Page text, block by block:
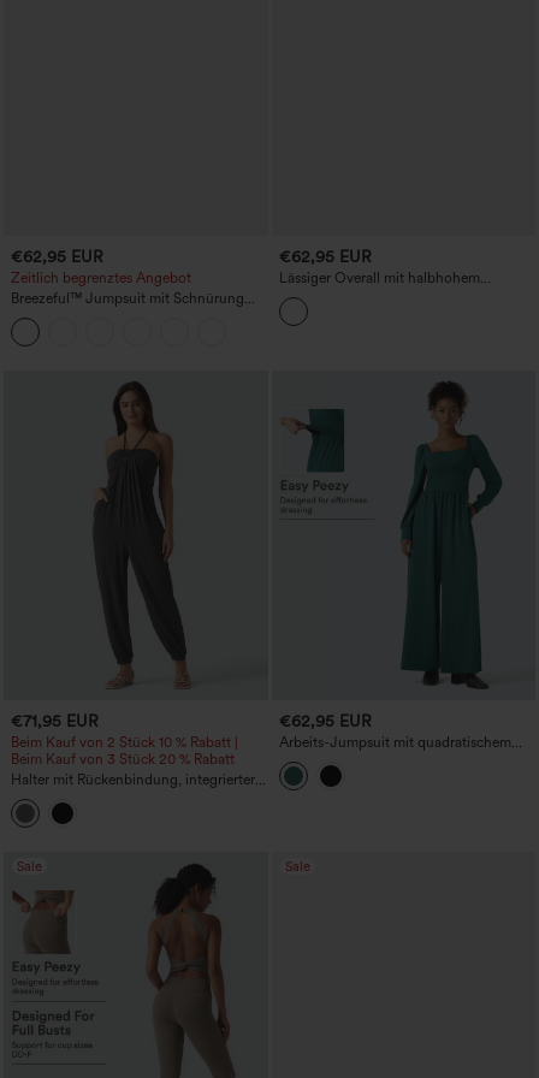
€62,95 EUR
Zeitlich begrenztes Angebot
Breezeful™ Jumpsuit mit Schnürung
und Tasche, schnelltrocknend und
lässig.
€62,95 EUR
Lässiger Overall mit halbhohem
Reißverschluss, langen Ärmeln, weitem
Bein und Taschen - Easy-Peezy-Edition
€71,95 EUR
Beim Kauf von 2 Stück 10 % Rabatt |
Beim Kauf von 3 Stück 20 % Rabatt
Halter mit Rückenbindung, integrierter
BH – Resort-Jumpsuit mit schmal
zulaufenden Beinen und Taschen
€62,95 EUR
Arbeits-Jumpsuit mit quadratischem
Ausschnitt, langen Ärmeln und Taschen
- Easy-Peezy-Edition
Sale Sale